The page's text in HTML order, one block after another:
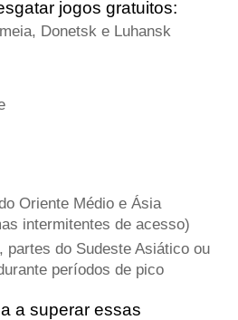
jogos gratuitos:
Donetsk e Luhansk
Oriente Médio e Ásia
intermitentes de acesso)
partes do Sudeste Asiático ou
períodos de pico
a superar essas